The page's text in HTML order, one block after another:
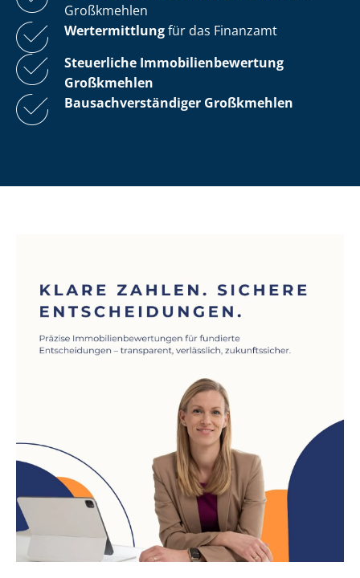
Großkmehlen
Wertermittlungfür das Finanzamt
Steuerliche Im­mo­bi­li­en­be­wer­tung
Großkmehlen
Bau­sach­ver­stän­di­ger Großkmehlen